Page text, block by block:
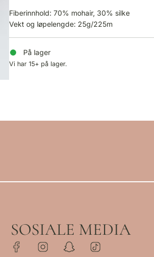
Fiberinnhold: 70% mohair, 30% silke
Vekt og løpelengde: 25g/225m
På lager
Vi har 15+ på lager.
SOSIALE MEDIA